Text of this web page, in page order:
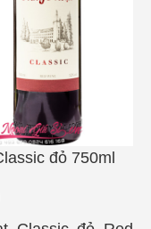
đỏ 750ml